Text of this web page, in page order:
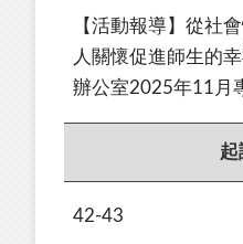
【活動報導】從社
人關懷促進師生的
辦公室2025年11月
起
42-43